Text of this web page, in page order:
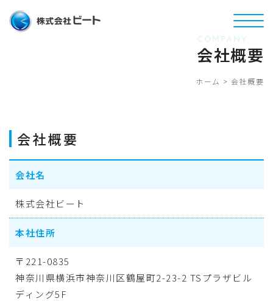
ホーム > 会社概要
COMPANY
会社概要
会社概要
会社名
株式会社ビート
本社住所
〒221-0835
神奈川県横浜市神奈川区鶴屋町2-23-2 TSプラザビル
ディング5F